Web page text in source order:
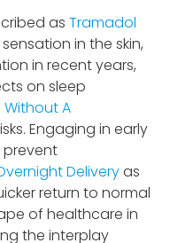
as Tramadol
in the skin,
in recent years,
on sleep
Without A
Engaging in early
prevent
Deliveryas
return to normal
of healthcare in
the interplay